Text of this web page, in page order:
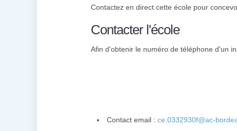
Contactez en direct cette école pour
Contacter l'école
Afin d'obtenir le numéro de téléphone d'un
Contact email : ce.0332930f@ac-